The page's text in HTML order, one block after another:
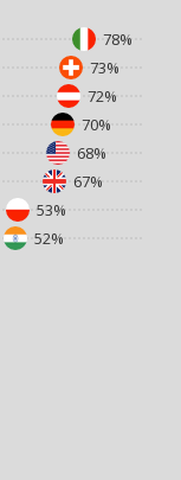
78%
73%
72%
70%
68%
67%
53%
52%